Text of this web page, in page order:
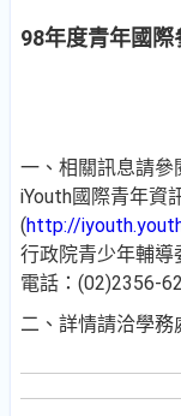
98年度青年國
一、相關訊息請參
iYouth國際青年資
(http://
行政院青少年輔導
電話：(02)2356-
二、詳情請洽學務